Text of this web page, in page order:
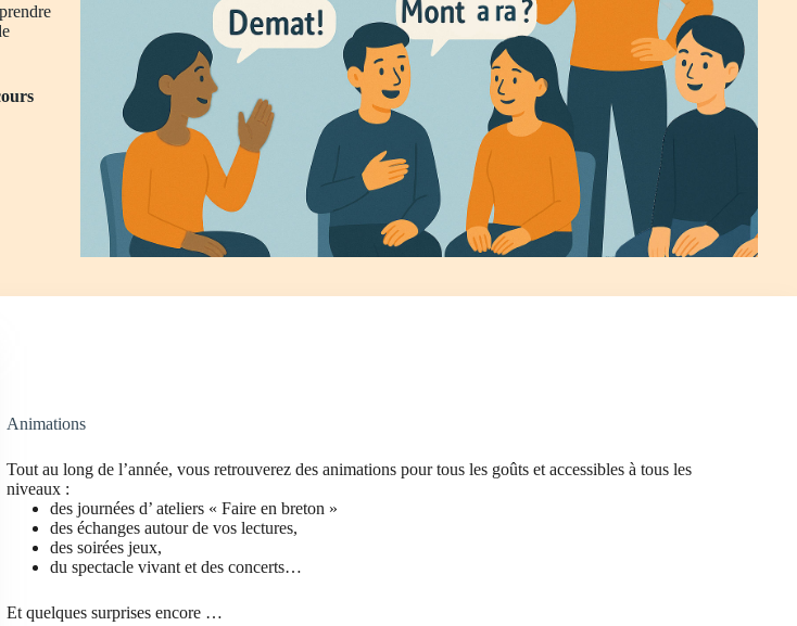
Animations
Tout au long de l’année, vous retrouverez des animations pour tous les goûts et accessibles à tous les
niveaux :
des journées d’ ateliers « Faire en breton »
des échanges autour de vos lectures,
des soirées jeux,
du spectacle vivant et des concerts…
Et quelques surprises encore …